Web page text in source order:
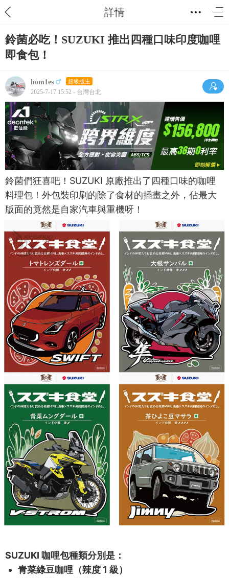
詳情
鈴菌必吃！SUZUKI 推出四種口味印度咖哩
即食包！
hom1es 超級版主
2025-7-17 15:52 - 台灣台北
鈴菌們狂喜吧！SUZUKI 原廠推出了四種口味的咖哩
料理包！外包裝印刷的除了食材的插畫之外，佔最大
版面的竟然是自家汽車與重機呀！
SUZUKI 咖哩包種類分別是：
青菜綠豆咖哩（辣度 1 級）